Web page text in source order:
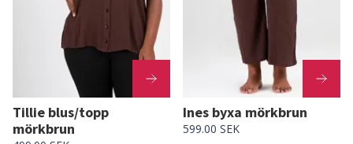
Tillie blus/topp
mörkbrun
Ines byxa mörkbrun
599.00 SEK